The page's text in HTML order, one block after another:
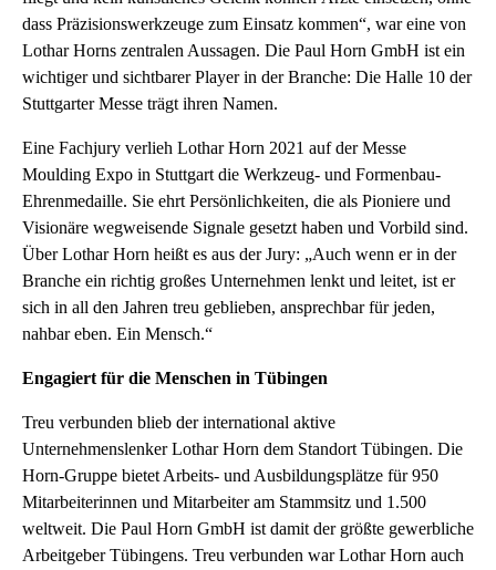
dass Präzisionswerkzeuge zum Einsatz kommen“, war eine von
Lothar Horns zentralen Aussagen. Die Paul Horn GmbH ist ein
wichtiger und sichtbarer Player in der Branche: Die Halle 10 der
Stuttgarter Messe trägt ihren Namen.
Eine Fachjury verlieh Lothar Horn 2021 auf der Messe
Moulding Expo in Stuttgart die Werkzeug- und Formenbau-
Ehrenmedaille. Sie ehrt Persönlichkeiten, die als Pioniere und
Visionäre wegweisende Signale gesetzt haben und Vorbild sind.
Über Lothar Horn heißt es aus der Jury: „Auch wenn er in der
Branche ein richtig großes Unternehmen lenkt und leitet, ist er
sich in all den Jahren treu geblieben, ansprechbar für jeden,
nahbar eben. Ein Mensch.“
Engagiert für die Menschen in Tübingen
Treu verbunden blieb der international aktive
Unternehmenslenker Lothar Horn dem Standort Tübingen. Die
Horn-Gruppe bietet Arbeits- und Ausbildungsplätze für 950
Mitarbeiterinnen und Mitarbeiter am Stammsitz und 1.500
weltweit. Die Paul Horn GmbH ist damit der größte gewerbliche
Arbeitgeber Tübingens. Treu verbunden war Lothar Horn auch